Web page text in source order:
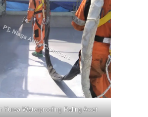
Yurea Waterproofing Paling Awet